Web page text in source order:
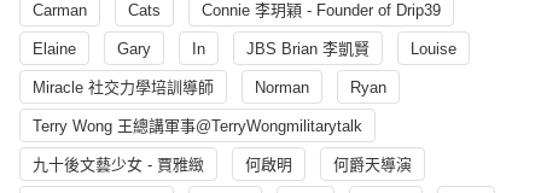
Carman Cats Connie 李玥穎 - Founder of Drip39
Elaine Gary In JBS Brian 李凱賢 Louise
Miracle 社交力學培訓導師 Norman Ryan
Terry Wong 王總講軍事@TerryWongmilitarytalk
九十後文藝少女 - 賈雅緻 何啟明 何爵天導演